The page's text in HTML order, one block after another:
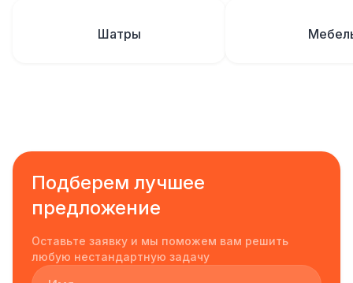
Шатры
Подберем лучшее
предложение
Оставьте заявку и мы поможем вам решить
любую нестандартную задачу